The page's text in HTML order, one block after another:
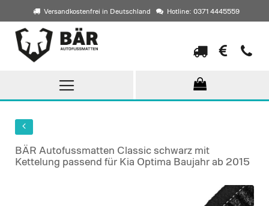
Versandkostenfrei in Deutschland Hotline: 0371 4445559
Direkt
zum
Inhalt
BÄR Autofussmatten Classic schwarz mit
Kettelung passend für Kia Optima Baujahr ab 2015